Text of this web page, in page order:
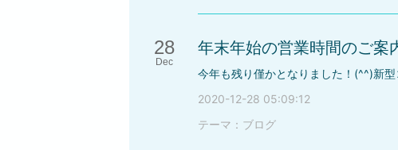
28
Dec
年末年始の営業時間のご案
2020-12-28 05:09:12
テーマ： ブログ